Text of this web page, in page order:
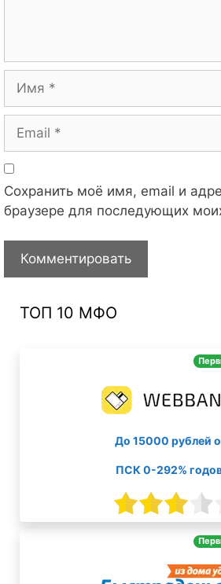
Сохранить моё имя, email и
браузере для последующих
ТОП 10 МФО
До 15000 рублей
ПСК 0-292%